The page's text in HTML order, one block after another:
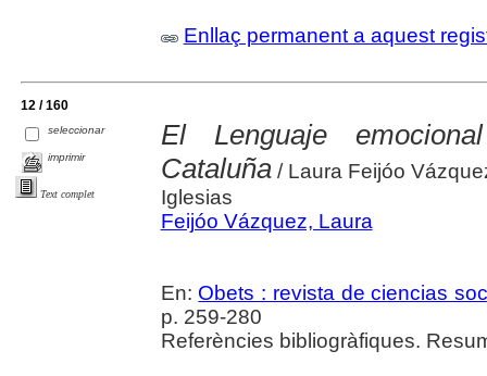
Enllaç permanent a aquest
12 / 160
seleccionar
imprimir
Text complet
El Lenguaje
Cataluña/ Laura Feijóo
Iglesias
Feijóo Vázquez, Laura
En: Obets : revista de ciencias
p. 259-280
Referències bibliogràfiques.